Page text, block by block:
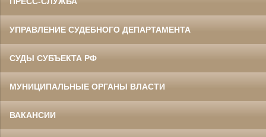
УПРАВЛЕНИЕ СУДЕБНОГО ДЕПАРТАМЕНТА
СУДЫ СУБЪЕКТА РФ
МУНИЦИПАЛЬНЫЕ ОРГАНЫ ВЛАСТИ
ВАКАНСИИ